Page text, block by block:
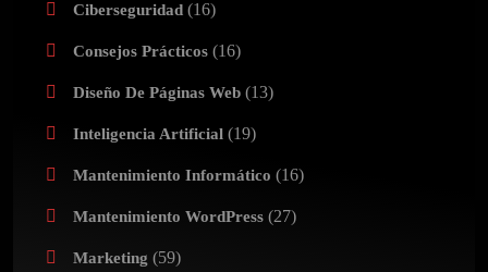
Ciberseguridad (16)
Consejos Prácticos (16)
Diseño De Páginas Web (13)
Inteligencia Artificial (19)
Mantenimiento Informático (16)
Mantenimiento WordPress (27)
Marketing (59)